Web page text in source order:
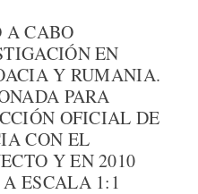
A CABO
EN
Y RUMANIA.
PARA
OFICIAL DE
CON EL
Y EN 2010
ESCALA 1:1